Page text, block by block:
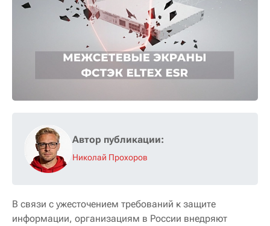
В связи с ужесточением требований к защите
информации, организациям в России внедряют
Автор публикации:
Николай Прохоров